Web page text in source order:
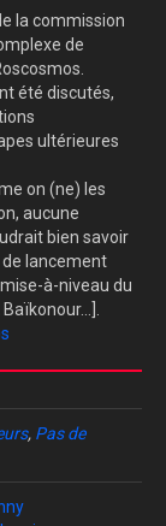
la commission
de
été discutés,
ultérieures
on (ne) les
aucune
bien savoir
lancement
à-niveau du
, Pas de